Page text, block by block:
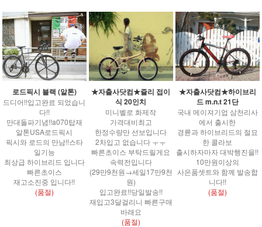
로드픽시 블랙 (알톤)
드디어!!입고완료 되었습니
다!!
만대돌파기념!!a070탑재
알톤USA로드픽시
픽시와 로드의 만남!!스타
일기능
최상급 하이브리드 입니다
빠른초이스
재고소진중 입니다!!
(품절)
★자출사닷컴★쥴리 접이
식 20인치
미니벨로 화제작
가격대비최고
한정수량만 선보입니다
2차입고 없습니다 ㅜㅜ
빠른초이스 부탁드릴게요
속력전입니다
(29만9천원→세일17만9천
원)
입고완료!!당일발송!!
재입고3달걸리니 빠른구매
바래요
(품절)
★자출사닷컴★하이브리
드 m.n.t 21단
국내 메이져기업 삼천리사
에서 출시한
경륜과 하이브리드의 절묘
한 콜라보
출시하자마자 대박행진을!!
10만원이상의
사은품셋트와 함께 발송합
니다!!
(품절)